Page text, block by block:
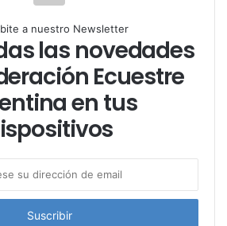
a nuestro Newsletter
las novedades
Ecuestre
en tus